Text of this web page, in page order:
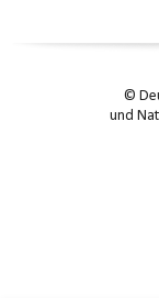
©
und